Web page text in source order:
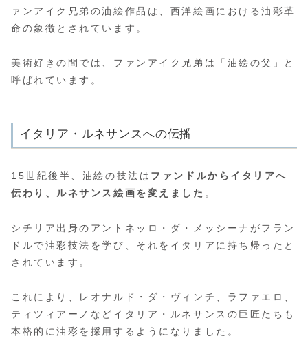
ァンアイク兄弟の油絵作品は、西洋絵画における油彩革
命の象徴とされています。
美術好きの間では、ファンアイク兄弟は「油絵の父」と
呼ばれています。
イタリア・ルネサンスへの伝播
15世紀後半、油絵の技法は ファンドルからイタリアへ
伝わり、ルネサンス絵画を変えました 。
シチリア出身のアントネッロ・ダ・メッシーナがフラン
ドルで油彩技法を学び、それをイタリアに持ち帰ったと
されています。
これにより、レオナルド・ダ・ヴィンチ、ラファエロ、
ティツィアーノなどイタリア・ルネサンスの巨匠たちも
本格的に油彩を採用するようになりました。